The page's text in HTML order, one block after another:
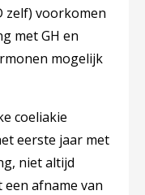
zelf) voorkomen
met GH en
mogelijk
coeliakie
eerste jaar met
niet altijd
een afname van